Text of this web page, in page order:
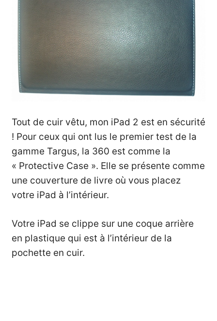
Tout de cuir vêtu, mon iPad 2 est en sécurité
! Pour ceux qui ont lus le premier test de la
gamme Targus, la 360 est comme la
« Protective Case ». Elle se présente comme
une couverture de livre où vous placez
votre iPad à l’intérieur.
Votre iPad se clippe sur une coque arrière
en plastique qui est à l’intérieur de la
pochette en cuir.